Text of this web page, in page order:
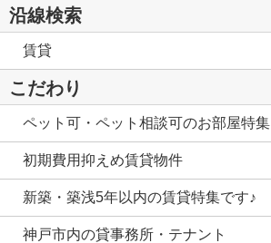
沿線検索
賃貸
こだわり
ペット可・ペット相談可のお部屋特集
初期費用抑えめ賃貸物件
新築・築浅5年以内の賃貸特集です♪
神戸市内の貸事務所・テナント